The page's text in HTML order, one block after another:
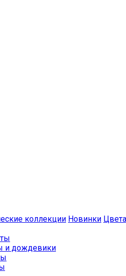
коллекции Новинки Цвета
и дождевики